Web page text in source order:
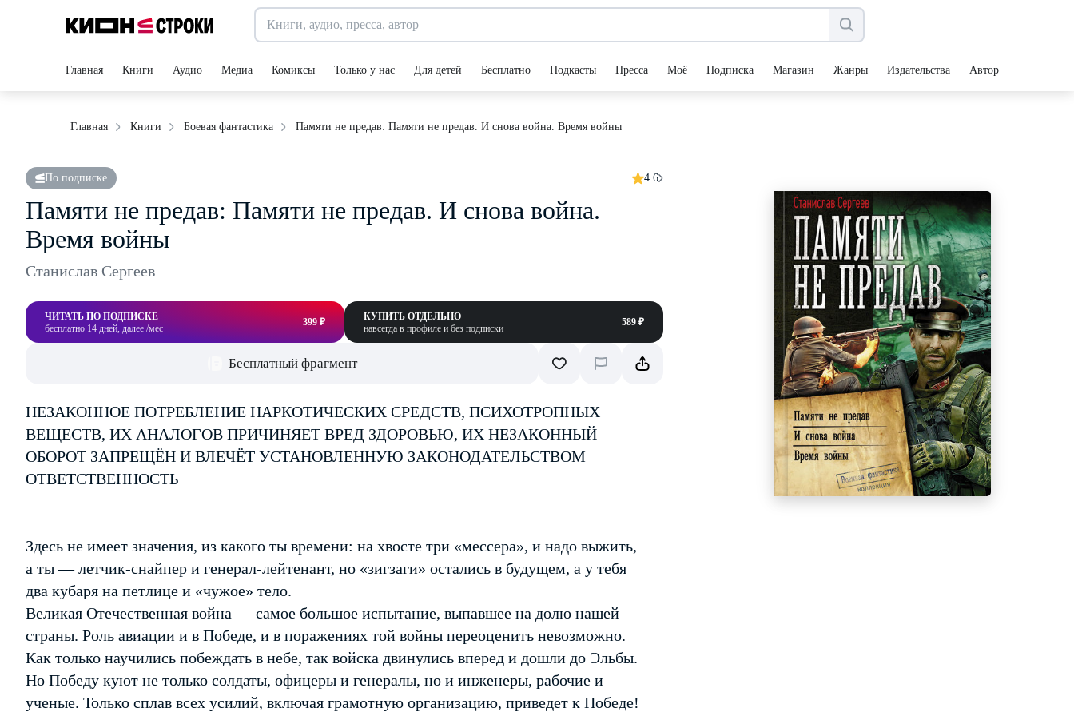
Главная Книги Аудио Медиа Комиксы Только у нас Для детей Бесплатно Подкасты Пресса Моё Подписка Магазин Жанры Издательства Авторы
Главная Книги Боевая фантастика Памяти не предав: Памяти не предав. И снова война. Время войны
По подписке 4.6
Памяти не предав: Памяти не предав. И снова война.
Время войны
Станислав Сергеев
ЧИТАТЬ ПО ПОДПИСКЕ
бесплатно 14 дней, далее /мес
399 ₽
КУПИТЬ ОТДЕЛЬНО
навсегда в профиле и без подписки
589 ₽
Бесплатный фрагмент
НЕЗАКОННОЕ ПОТРЕБЛЕНИЕ НАРКОТИЧЕСКИХ СРЕДСТВ, ПСИХОТРОПНЫХ
ВЕЩЕСТВ, ИХ АНАЛОГОВ ПРИЧИНЯЕТ ВРЕД ЗДОРОВЬЮ, ИХ НЕЗАКОННЫЙ
ОБОРОТ ЗАПРЕЩЁН И ВЛЕЧЁТ УСТАНОВЛЕННУЮ ЗАКОНОДАТЕЛЬСТВОМ
ОТВЕТСТВЕННОСТЬ
Здесь не имеет значения, из какого ты времени: на хвосте три «мессера», и надо выжить,
а ты — летчик-снайпер и генерал-лейтенант, но «зигзаги» остались в будущем, а у тебя
два кубаря на петлице и «чужое» тело.
Великая Отечественная война — самое большое испытание, выпавшее на долю нашей
страны. Роль авиации и в Победе, и в поражениях той войны переоценить невозможно.
Как только научились побеждать в небе, так войска двинулись вперед и дошли до Эльбы.
Но Победу куют не только солдаты, офицеры и генералы, но и инженеры, рабочие и
ученые. Только сплав всех усилий, включая грамотную организацию, приведет к Победе!